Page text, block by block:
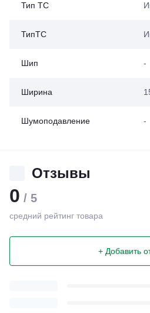
Тип ТС
ТипТС
Шип -
Ширина
Шумоподавление -
Отзывы
0 / 5
средний рейтинг товара
+ Добавить